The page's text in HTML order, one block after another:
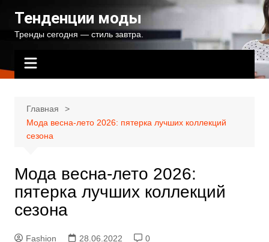
содержимому
Тенденции моды
Тренды сегодня — стиль завтра.
Главная
Мода весна-лето 2026: пятерка лучших коллекций
сезона
Мода весна-лето 2026:
пятерка лучших коллекций
сезона
Fashion 28.06.2022
0